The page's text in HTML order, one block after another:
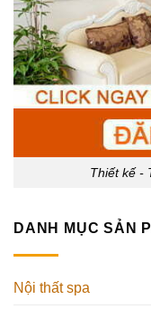
Thiết kế -
DANH MỤC SẢN
Nội thất spa